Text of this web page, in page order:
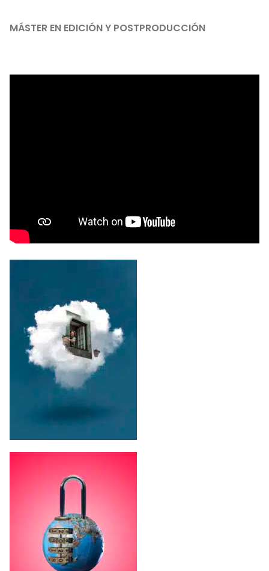
MÁSTER EN EDICIÓN Y POSTPRODUCCIÓN